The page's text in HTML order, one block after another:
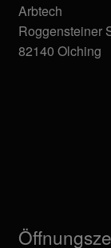
Arbtech
Roggensteiner
82140 Olching